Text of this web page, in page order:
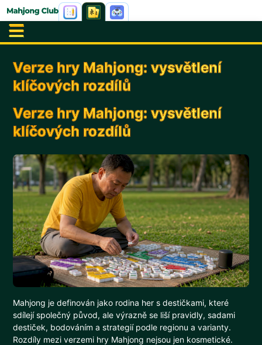
Verze hry Mahjong: vysvětlení
klíčových rozdílů
Verze hry Mahjong: vysvětlení
klíčových rozdílů
Mahjong je definován jako rodina her s destičkami, které
sdílejí společný původ, ale výrazně se liší pravidly, sadami
destiček, bodováním a strategií podle regionu a varianty.
Rozdíly mezi verzemi hry Mahjong nejsou jen kosmetické.